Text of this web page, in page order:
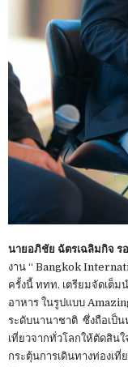
นายอภิชัย ฉัตรเฉลิมกิจ ร
งาน “ Bangkok
ครั้งนี้ ททท. เตรียมจัดเต็ม
อาหาร ในรูปแบบ
ระดับนานาชาติ ซึ่งถือเป็
เที่ยวจากทั่วโลกให้ตัดสินใ
กระตุ้นการเดินทางท่องเ